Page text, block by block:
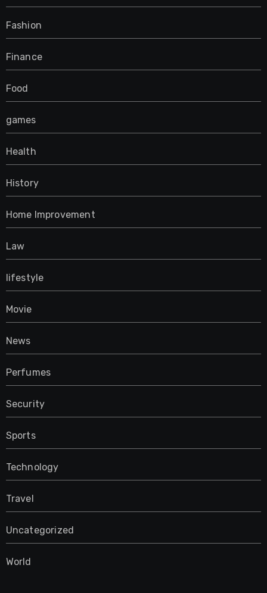
Fashion
Finance
Food
games
Health
History
Home Improvement
Law
lifestyle
Movie
News
Perfumes
Security
Sports
Technology
Travel
Uncategorized
World